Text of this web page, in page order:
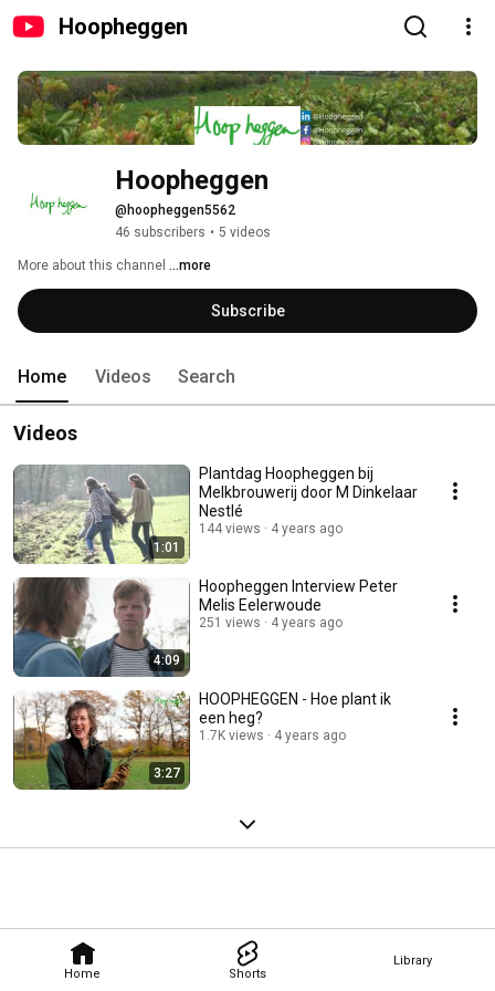
Hoopheggen
Home Shorts
Library
Hoopheggen
@hoopheggen5562
46 subscribers • 5 videos
More about this channel ...more
Subscribe
Home Videos Search
Videos
1:01
Plantdag Hoopheggen bij
Melkbrouwerij door M Dinkelaar
Nestlé
144 views 4 years ago
4:09
Hoopheggen Interview Peter
Melis Eelerwoude
251 views 4 years ago
3:27
HOOPHEGGEN - Hoe plant ik
een heg?
1.7K views 4 years ago